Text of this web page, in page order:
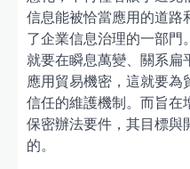
信息能被恰當應用的道
了企業信息治理的一部門
就要在瞬息萬變、關系扁
應用貿易機密，這就要
信任的維護機制。而旨在
保密辦法要件，其目標與
的。